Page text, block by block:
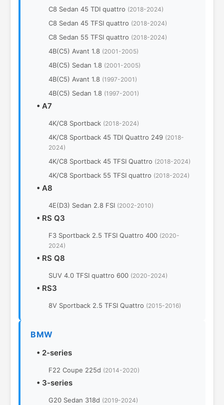
C8 Sedan 45 TDI quattro (2018-2024)
C8 Sedan 45 TFSI quattro (2018-2024)
C8 Sedan 55 TFSI quattro (2018-2024)
4B(C5) Avant 1.8 (2001-2005)
4B(C5) Sedan 1.8 (2001-2005)
4B(C5) Avant 1.8 (1997-2001)
4B(C5) Sedan 1.8 (1997-2001)
• A7
4K/C8 Sportback (2018-2024)
4K/C8 Sportback 45 TDI Quattro 249 (2018-
2024)
4K/C8 Sportback 45 TFSI Quattro (2018-2024)
4K/C8 Sportback 55 TFSI quattro (2018-2024)
• A8
4E(D3) Sedan 2.8 FSI (2002-2010)
• RS Q3
F3 Sportback 2.5 TFSI Quattro 400 (2020-
2024)
• RS Q8
SUV 4.0 TFSI quattro 600 (2020-2024)
• RS3
8V Sportback 2.5 TFSI Quattro (2015-2016)
BMW
• 2-series
F22 Coupe 225d (2014-2020)
• 3-series
G20 Sedan 318d (2019-2024)